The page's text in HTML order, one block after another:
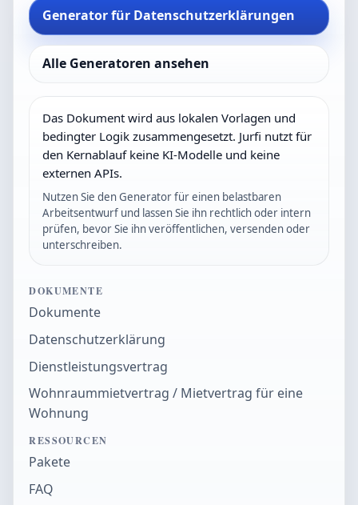
Generator für Datenschutzerklärungen
Alle Generatoren ansehen
Das Dokument wird aus lokalen Vorlagen und
bedingter Logik zusammengesetzt. Jurfi nutzt für
den Kernablauf keine KI-Modelle und keine
externen APIs.
Nutzen Sie den Generator für einen belastbaren
Arbeitsentwurf und lassen Sie ihn rechtlich oder intern
prüfen, bevor Sie ihn veröffentlichen, versenden oder
unterschreiben.
DOKUMENTE
Dokumente
Datenschutzerklärung
Dienstleistungsvertrag
Wohnraummietvertrag / Mietvertrag für eine
Wohnung
RESSOURCEN
Pakete
FAQ